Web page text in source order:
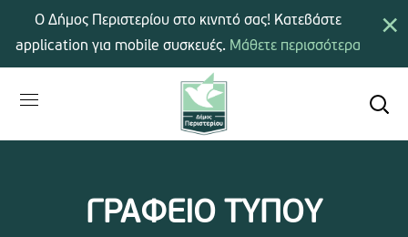
ΓΡΑΦΕΙΟ ΤΥΠΟΥ
×
Ο Δήμος Περιστερίου στο κινητό σας! Κατεβάστε
application για mobile συσκευές. Μάθετε περισσότερα